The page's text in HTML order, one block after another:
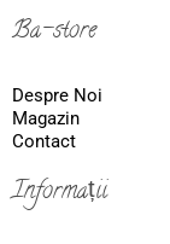
Ba-store
Despre Noi
Magazin
Contact
Informații